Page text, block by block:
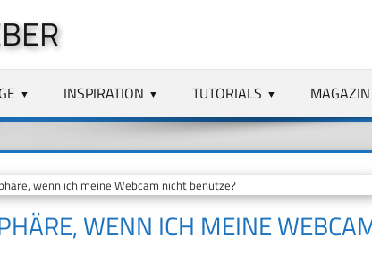
INSPIRATION TUTORIALS MAGAZIN
wenn ich meine Webcam nicht benutze?
WENN ICH MEINE